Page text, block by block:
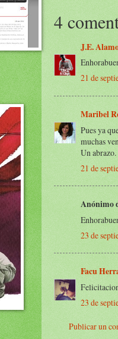
4
J.E.
21 de
Maribel
Pues ya
muchas
Un abrazo.
21 de
Anónimo
23 de
Facu
23 de
Publicar un